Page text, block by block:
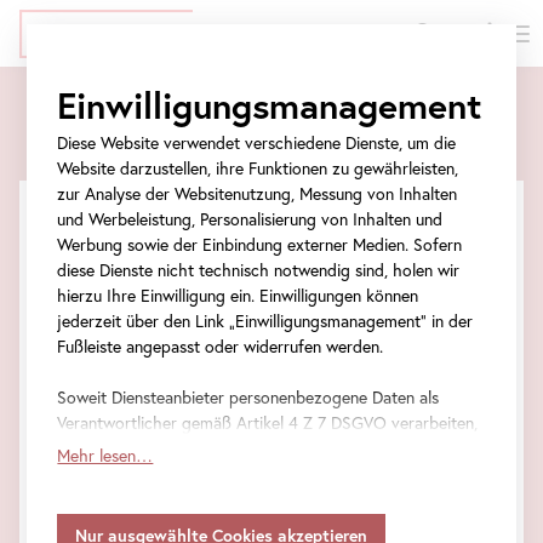
Navigation
springen
Formular
springen
Navigation
springen
Tickets
Einwilligungsmanagement
Diese Website verwendet verschiedene Dienste, um die
Website darzustellen, ihre Funktionen zu gewährleisten,
zur Analyse der Websitenutzung, Messung von Inhalten
und Werbeleistung, Personalisierung von Inhalten und
Werbung sowie der Einbindung externer Medien. Sofern
diese Dienste nicht technisch notwendig sind, holen wir
hierzu Ihre Einwilligung ein. Einwilligungen können
jederzeit über den Link „Einwilligungsmanagement“ in der
Fußleiste angepasst oder widerrufen werden.
Soweit Diensteanbieter personenbezogene Daten als
Verantwortlicher gemäß Artikel 4 Z 7 DSGVO verarbeiten,
gilt Ihre Einwilligung auch für die Weitergabe an den
Daten in Staaten ohne Vorliegen eines
Mehr lesen…